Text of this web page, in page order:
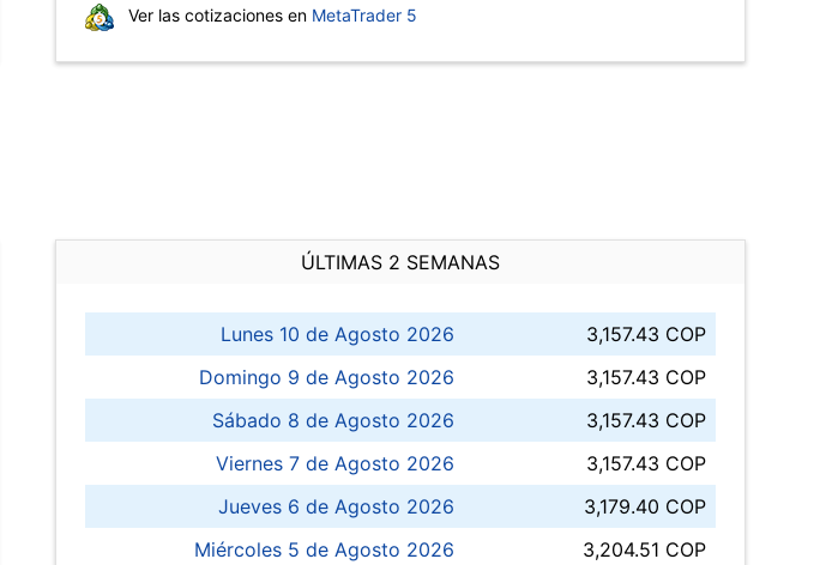
Ver las cotizaciones en MetaTrader 5
ÚLTIMAS 2 SEMANAS
Lunes 10 de Agosto 2026
3,157.43 COP
Domingo 9 de Agosto 2026
3,157.43 COP
Sábado 8 de Agosto 2026
3,157.43 COP
Viernes 7 de Agosto 2026
3,157.43 COP
Jueves 6 de Agosto 2026
3,179.40 COP
Miércoles 5 de Agosto 2026
3,204.51 COP